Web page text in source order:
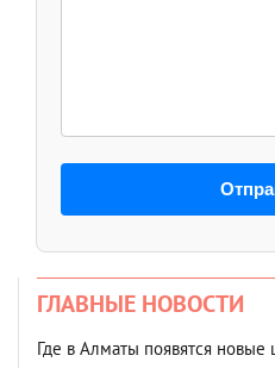
ГЛАВНЫЕ НОВОСТИ
Где в Алматы появятся